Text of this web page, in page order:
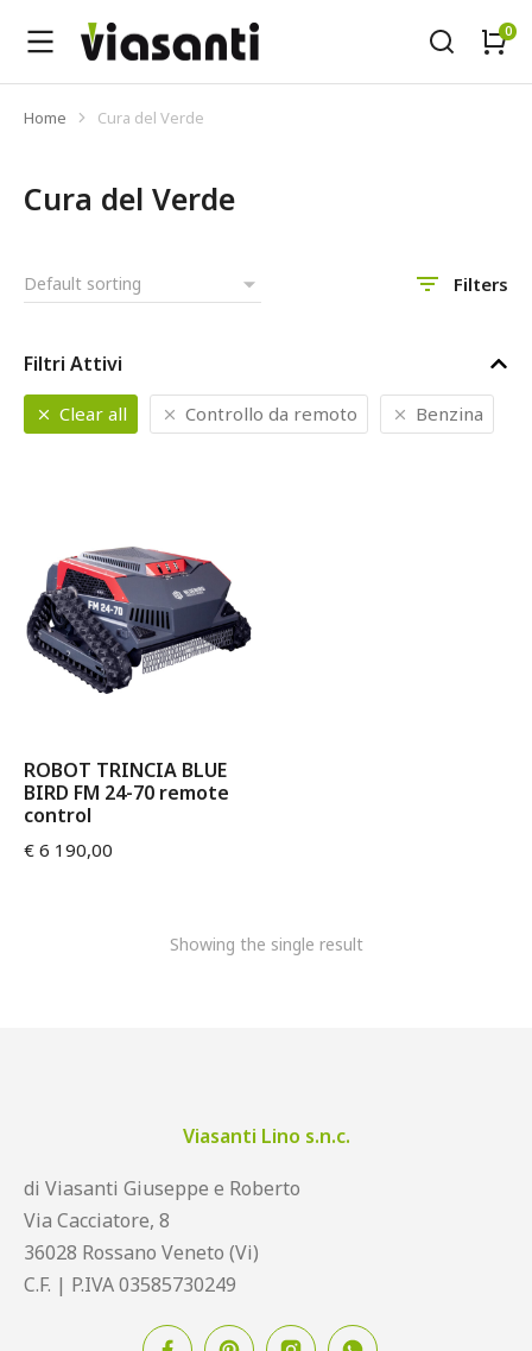
Tu sei qui:
Home Cura del Verde
Cura del Verde
Filters
Filtri Attivi
Clear all Controllo da remoto Benzina
ROBOT TRINCIA BLUE
BIRD FM 24-70 remote
control
€ 6 190,00
Showing the single result
Viasanti Lino s.n.c.
di Viasanti Giuseppe e Roberto
Via Cacciatore, 8
36028 Rossano Veneto (Vi)
C.F. | P.IVA 03585730249